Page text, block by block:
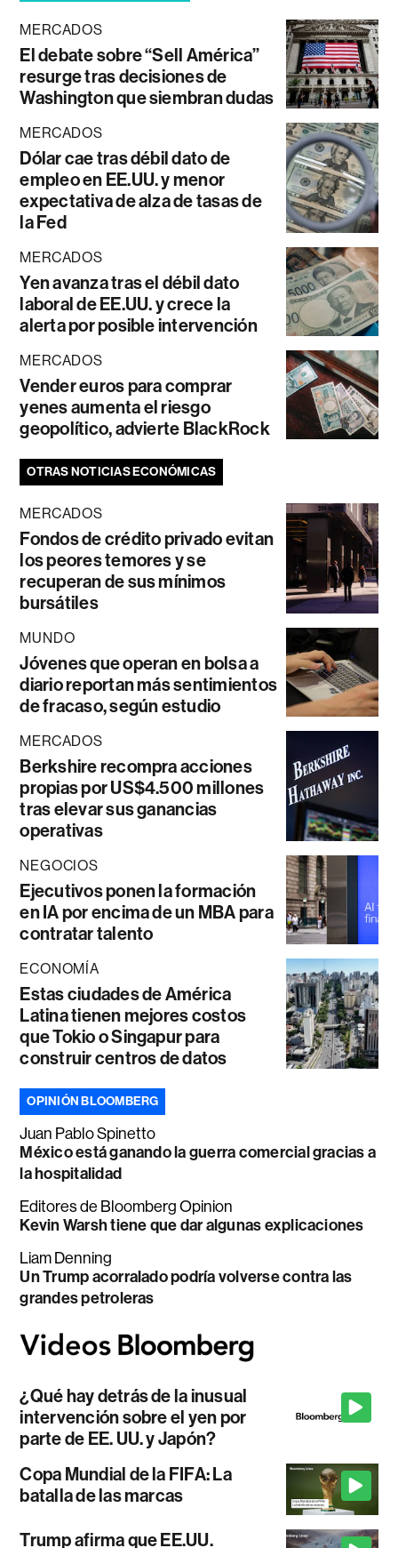
MERCADOS
El debate sobre “Sell América”
resurge tras decisiones de
Washington que siembran dudas
MERCADOS
Dólar cae tras débil dato de
empleo en EE.UU. y menor
expectativa de alza de tasas de
la Fed
MERCADOS
Yen avanza tras el débil dato
laboral de EE.UU. y crece la
alerta por posible intervención
MERCADOS
Vender euros para comprar
yenes aumenta el riesgo
geopolítico, advierte BlackRock
OTRAS NOTICIAS ECONÓMICAS
MERCADOS
Fondos de crédito privado evitan
los peores temores y se
recuperan de sus mínimos
bursátiles
MUNDO
Jóvenes que operan en bolsa a
diario reportan más sentimientos
de fracaso, según estudio
MERCADOS
Berkshire recompra acciones
propias por US$4.500 millones
tras elevar sus ganancias
operativas
NEGOCIOS
Ejecutivos ponen la formación
en IA por encima de un MBA para
contratar talento
ECONOMÍA
Estas ciudades de América
Latina tienen mejores costos
que Tokio o Singapur para
construir centros de datos
OPINIÓN BLOOMBERG
Juan Pablo Spinetto
México está ganando la guerra comercial gracias a
la hospitalidad
Editores de Bloomberg Opinion
Kevin Warsh tiene que dar algunas explicaciones
Liam Denning
Un Trump acorralado podría volverse contra las
grandes petroleras
¿Qué hay detrás de la inusual
intervención sobre el yen por
parte de EE. UU. y Japón?
Copa Mundial de la FIFA: La
batalla de las marcas
Trump afirma que EE.UU.